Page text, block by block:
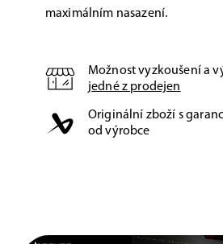
maximálním nasazení.
Možnost vyzkoušení a
jedné z prodejen
Originální zboží s
od výrobce